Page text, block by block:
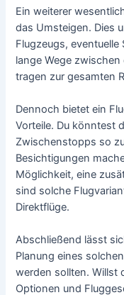
Ein weiterer
das Umsteigen. Dies
Flugzeugs,
lange Wege
tragen zur gesamten
Dennoch bietet ein
Vorteile. Du könntest
Zwischenstopps so
Besichtigungen
Möglichkeit, eine
sind solche
Direktflüge.
Abschließend lässt
Planung eines
werden sollten. Willst
Optionen und